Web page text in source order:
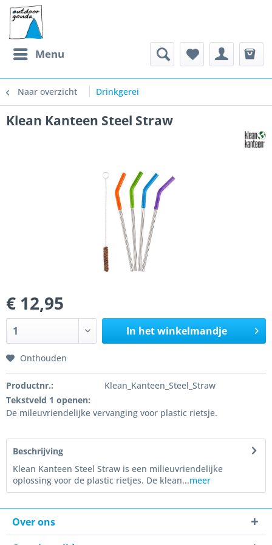
Menu
Naar overzicht Drinkgerei
Klean Kanteen Steel Straw
€ 12,95
In het winkelmandje
Onthouden
Productnr.:
Klean_Kanteen_Steel_Straw
Tekstveld 1 openen:
De mileuvriendelijke vervanging voor plastic rietsje.
Beschrijving
Klean Kanteen Steel Straw is een milieuvriendelijke
oplossing voor de plastic rietjes. De klean...meer
Over ons